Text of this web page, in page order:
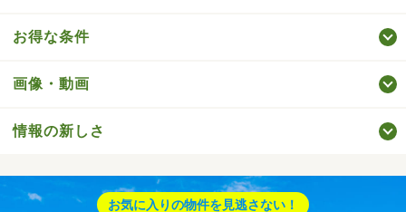
お得な条件
画像・動画
情報の新しさ
お気に入りの物件を見逃さない！